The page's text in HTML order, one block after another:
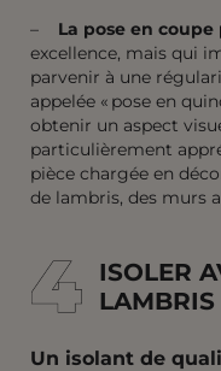
– La pose en coupe
excellence, mais qui
parvenir à une
appelée « pose en
obtenir un aspect
particulièrement
pièce chargée en
de lambris, des murs
4
4
ISOLER
Un isolant de